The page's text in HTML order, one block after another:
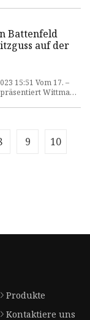
Battenfeld
auf der
15:51 Vom 17. –
Wittmann
9 10
Produkte
Kontaktiere uns